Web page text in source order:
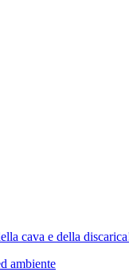
cava e della
ambiente